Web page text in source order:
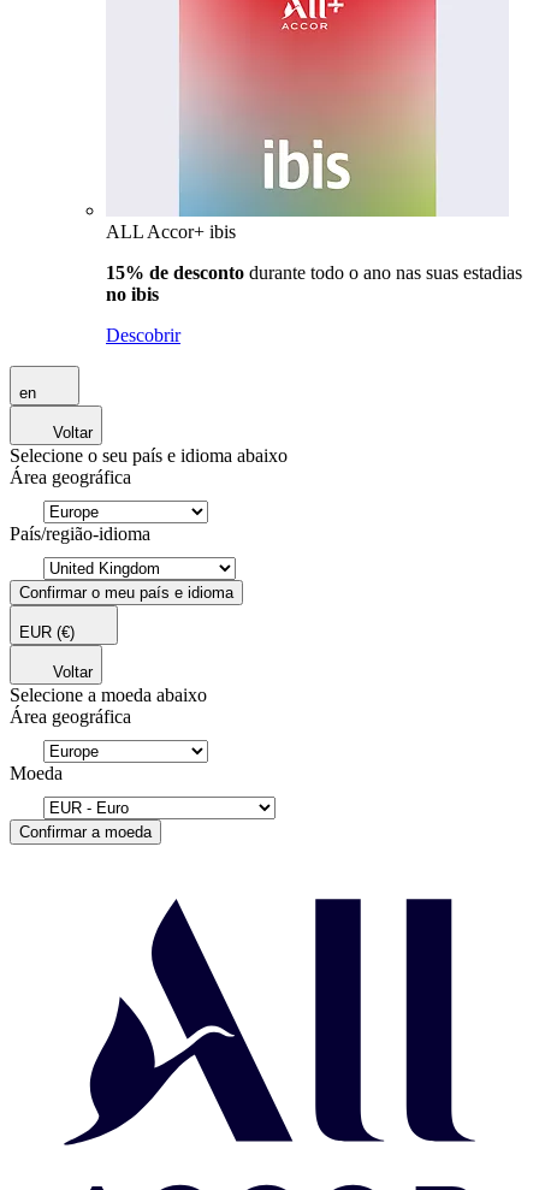
ALL Accor+ ibis
15% de desconto durante todo o ano nas suas estadias
no ibis
Descobrir
en
Voltar
Selecione o seu país e idioma abaixo
Área geográfica
País/região-idioma
Confirmar o meu país e idioma
EUR (€)
Voltar
Selecione a moeda abaixo
Área geográfica
Moeda
Confirmar a moeda